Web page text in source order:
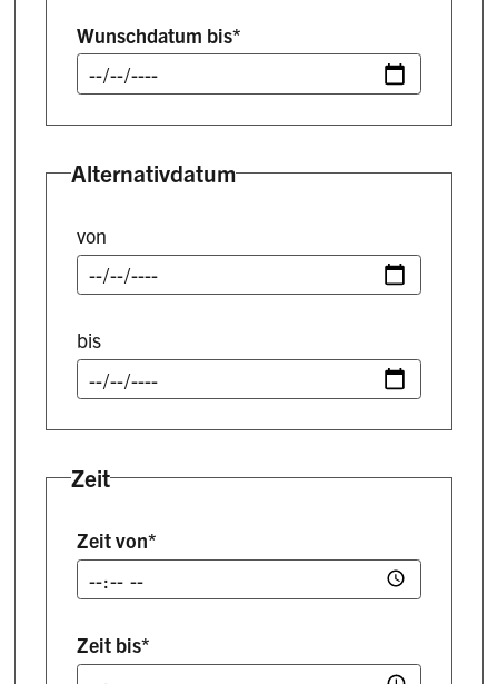
Wunschdatum bis*
Alternativdatum
von
bis
Zeit
Zeit von*
Zeit bis*